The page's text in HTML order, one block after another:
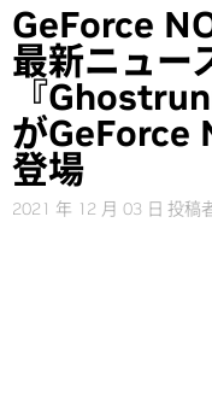
GeForce
最新ニュー
『
がGeForce
登場
2021 年 12 月 03 日 投稿